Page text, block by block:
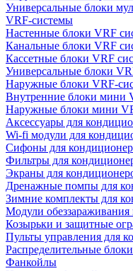
Универсальные блоки
VRF-системы
Настенные блоки VRF
Канальные блоки VRF
Кассетные блоки VRF
Универсальные блоки
Наружные блоки VRF-
Внутренние блоки мини
Наружные блоки мини
Аксессуары для
Wi-fi модули для
Сифоны для
Фильтры для
Экраны для
Дренажные помпы для
Зимние комплекты для
Модули обеззараживания
Козырьки и защитные
Пульты управления для
Распределительные блоки
Фанкойлы